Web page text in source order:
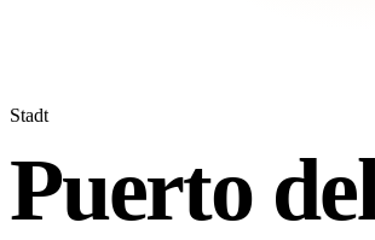
Stadt
Puerto